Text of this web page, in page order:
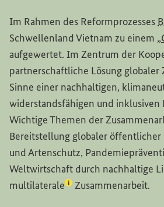
Im Rahmen des Reformprozesses
Schwellenland Vietnam zu einem „
aufgewertet. Im Zentrum der
partnerschaftliche Lösung globaler
Sinne einer nachhaltigen,
widerstandsfähigen und inklusiven
Wichtige Themen der
Bereitstellung globaler öffentlicher
und Artenschutz,
Weltwirtschaft durch nachhaltige
multilaterale(Lexikon-Eintrag zum
Zusammenarbeit.